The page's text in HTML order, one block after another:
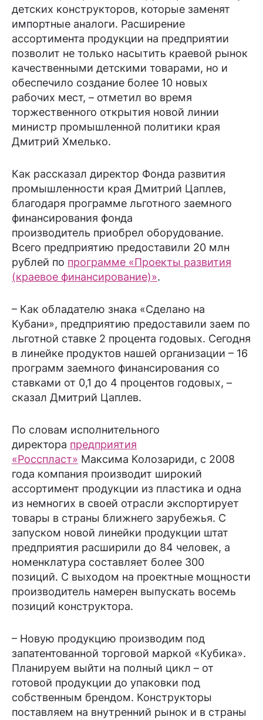
детских конструкторов, которые заменят
импортные аналоги. Расширение
ассортимента продукции на предприятии
позволит не только насытить краевой рынок
качественными детскими товарами, но и
обеспечило создание более 10 новых
рабочих мест, – отметил во время
торжественного открытия новой линии
министр промышленной политики края
Дмитрий Хмелько.
Как рассказал директор Фонда развития
промышленности края Дмитрий Цаплев,
благодаря программе льготного заемного
финансирования фонда
производитель приобрел оборудование.
Всего предприятию предоставили 20 млн
рублей по программе «Проекты развития
(краевое финансирование)».
– Как обладателю знака «Сделано на
Кубани», предприятию предоставили заем по
льготной ставке 2 процента годовых. Сегодня
в линейке продуктов нашей организации – 16
программ заемного финансирования со
ставками от 0,1 до 4 процентов годовых, –
сказал Дмитрий Цаплев.
По словам исполнительного
директора предприятия
«Росспласт» Максима Колозариди, с 2008
года компания производит широкий
ассортимент продукции из пластика и одна
из немногих в своей отрасли экспортирует
товары в страны ближнего зарубежья. С
запуском новой линейки продукции штат
предприятия расширили до 84 человек, а
номенклатура составляет более 300
позиций. С выходом на проектные мощности
производитель намерен выпускать восемь
позиций конструктора.
– Новую продукцию производим под
запатентованной торговой маркой «Кубика».
Планируем выйти на полный цикл – от
готовой продукции до упаковки под
собственным брендом. Конструкторы
поставляем на внутренний рынок и в страны